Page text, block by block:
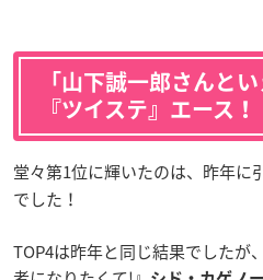
「山下誠一郎さんと
『ツイステ』エース！
堂々第1位に輝いたのは、昨年に
でした！
TOP4は昨年と同じ結果でしたが